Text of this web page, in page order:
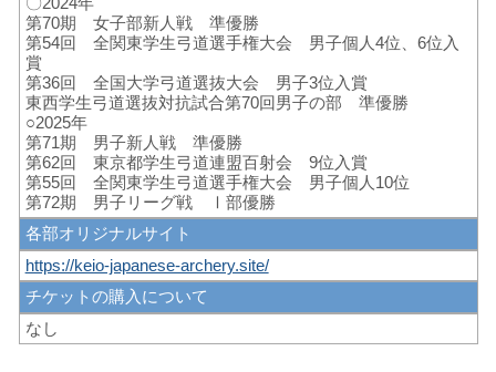
第70期 女子部新人戦 準優勝
第54回 全関東学生弓道選手権大会 男子個人4位、6位入
賞
第36回 全国大学弓道選抜大会 男子3位入賞
東西学生弓道選抜対抗試合第70回男子の部 準優勝
○2025年
第71期 男子新人戦 準優勝
第62回 東京都学生弓道連盟百射会 9位入賞
第55回 全関東学生弓道選手権大会 男子個人10位
第72期 男子リーグ戦 Ⅰ部優勝
各部オリジナルサイト
https://keio-japanese-archery.site/
チケットの購入について
なし